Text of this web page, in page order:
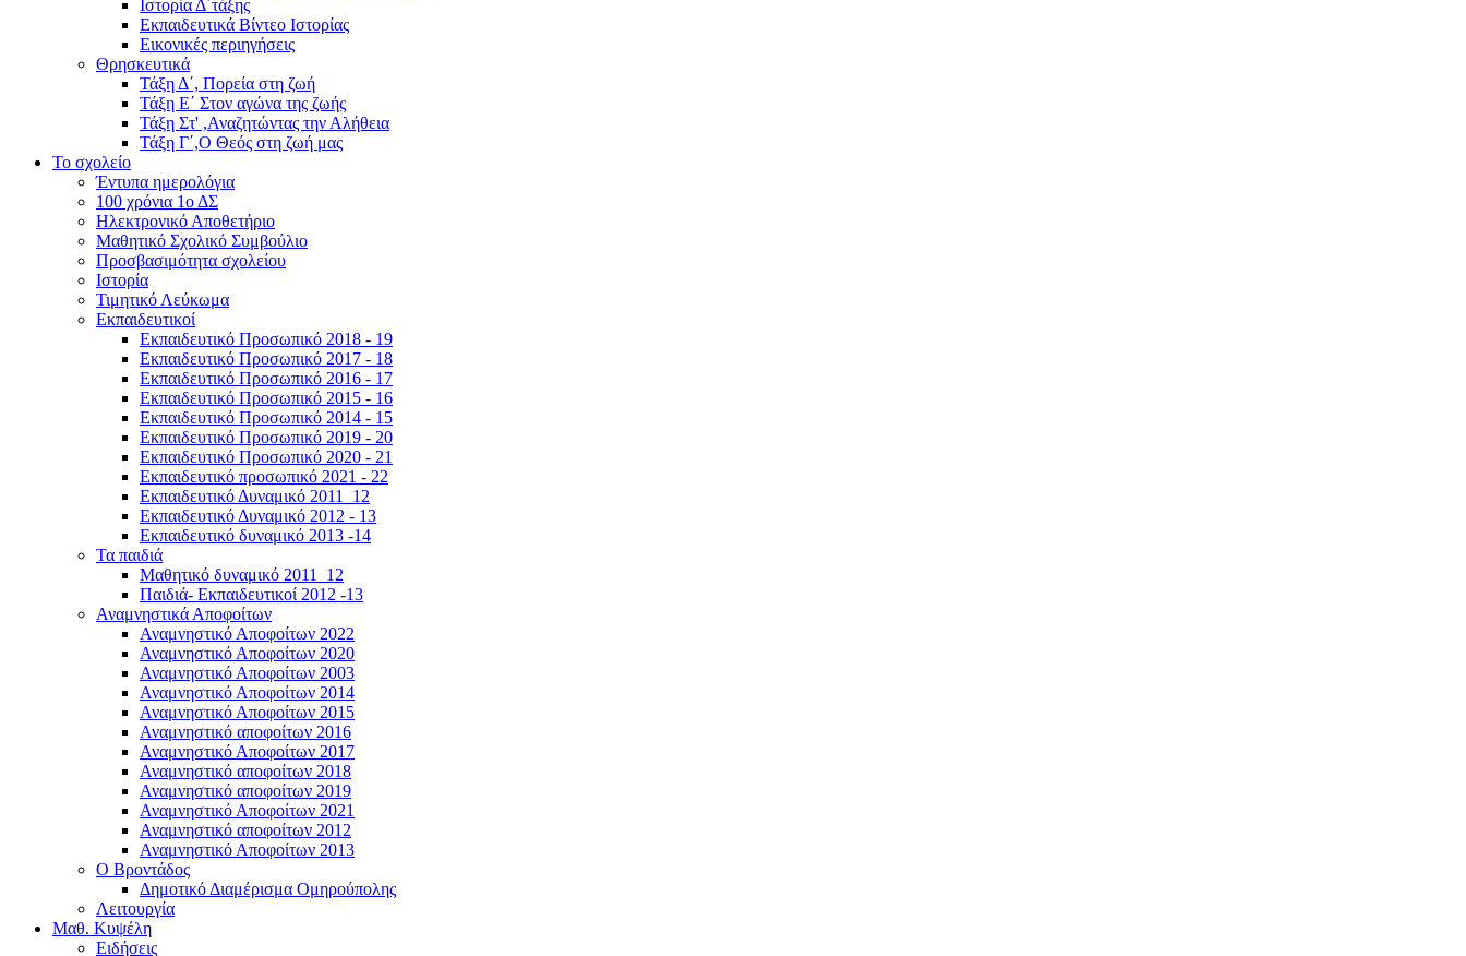
Ιστορία Δ΄τάξης
Εκπαιδευτικά Βίντεο Ιστορίας
Εικονικές περιηγήσεις
Θρησκευτικά
Τάξη Δ΄, Πορεία στη ζωή
Τάξη Ε΄ Στον αγώνα της ζωής
Τάξη Στ' ,Αναζητώντας την Αλήθεια
Τάξη Γ΄,Ο Θεός στη ζωή μας
Το σχολείο
Έντυπα ημερολόγια
100 χρόνια 1ο ΔΣ
Ηλεκτρονικό Αποθετήριο
Μαθητικό Σχολικό Συμβούλιο
Προσβασιμότητα σχολείου
Ιστορία
Τιμητικό Λεύκωμα
Εκπαιδευτικοί
Εκπαιδευτικό Προσωπικό 2018 - 19
Εκπαιδευτικό Προσωπικό 2017 - 18
Εκπαιδευτικό Προσωπικό 2016 - 17
Εκπαιδευτικό Προσωπικό 2015 - 16
Εκπαιδευτικό Προσωπικό 2014 - 15
Εκπαιδευτικό Προσωπικό 2019 - 20
Εκπαιδευτικό Προσωπικό 2020 - 21
Εκπαιδευτικό προσωπικό 2021 - 22
Εκπαιδευτικό Δυναμικό 2011_12
Εκπαιδευτικό Δυναμικό 2012 - 13
Εκπαιδευτικό δυναμικό 2013 -14
Τα παιδιά
Μαθητικό δυναμικό 2011_12
Παιδιά- Εκπαιδευτικοί 2012 -13
Αναμνηστικά Αποφοίτων
Αναμνηστικό Αποφοίτων 2022
Αναμνηστικό Αποφοίτων 2020
Αναμνηστικό Αποφοίτων 2003
Αναμνηστικό Αποφοίτων 2014
Αναμνηστικό Αποφοίτων 2015
Αναμνηστικό αποφοίτων 2016
Αναμνηστικό Αποφοίτων 2017
Αναμνηστικό αποφοίτων 2018
Αναμνηστικό αποφοίτων 2019
Αναμνηστικό Αποφοίτων 2021
Αναμνηστικό αποφοίτων 2012
Αναμνηστικό Αποφοίτων 2013
Ο Βροντάδος
Δημοτικό Διαμέρισμα Ομηρούπολης
Λειτουργία
Μαθ. Κυψέλη
Ειδήσεις